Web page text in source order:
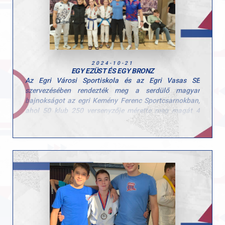
Központban Ponácz Alex (33 kg) fantasztikus
küzdelmekkel ezüstérmet szerzett, míg Gábor Kolos (50
kg) szintén remekül helyt állt, és az előkelő ötödik
helyen végzett.
2024-10-21
EGY EZÜST ÉS EGY BRONZ
Az Egri Városi Sportiskola és az Egri Vasas SE
szervezésében rendezték meg a serdülő magyar
bajnokságot az egri Kemény Ferenc Sportcsarnokban,
ahol 50 klub 250 versenyzője mérette meg magát 4
tatamin, fiú és leány korosztályokban. Versenyzőink
Eredmények
2. Takács Csongor Olivér
3. Szentes Benedek
7. Tóth Maxim
9. Gábor Kolos